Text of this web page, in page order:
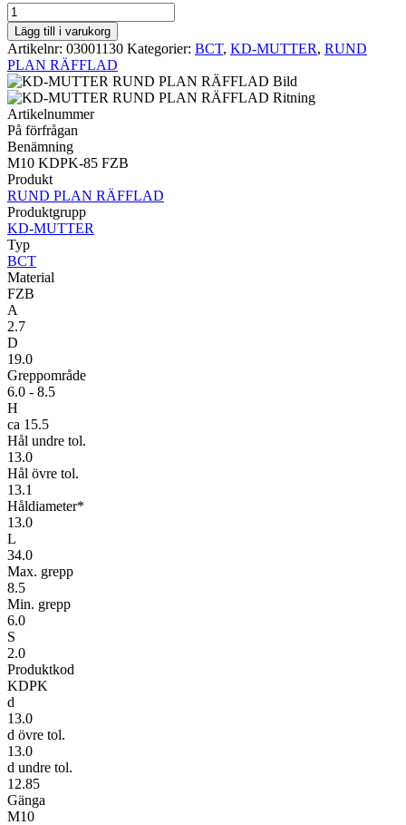
BCT
RUND
PLAN
RÄFFLAD
M10
KDPK-
85
FZB
mängd
Lägg till i varukorg
Artikelnr: 03001130 Kategorier: BCT, KD-MUTTER, RUND
PLAN RÄFFLAD
Artikelnummer
På förfrågan
Benämning
M10 KDPK-85 FZB
Produkt
RUND PLAN RÄFFLAD
Produktgrupp
KD-MUTTER
Typ
BCT
Material
FZB
A
2.7
D
19.0
Greppområde
6.0 - 8.5
H
ca 15.5
Hål undre tol.
13.0
Hål övre tol.
13.1
Håldiameter*
13.0
L
34.0
Max. grepp
8.5
Min. grepp
6.0
S
2.0
Produktkod
KDPK
d
13.0
d övre tol.
13.0
d undre tol.
12.85
Gänga
M10